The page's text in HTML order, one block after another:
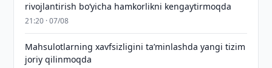
rivojlantirish boʻyicha hamkorlikni kengaytirmoqda
21:20 · 07/08
Mahsulotlarning xavfsizligini taʼminlashda yangi tizim
joriy qilinmoqda